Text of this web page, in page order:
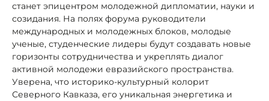
станет эпицентром молодежной дипломатии, науки и
созидания. На полях форума руководители
международных и молодежных блоков, молодые
ученые, студенческие лидеры будут создавать новые
горизонты сотрудничества и укреплять диалог
активной молодежи евразийского пространства.
Уверена, что историко-культурный колорит
Северного Кавказа, его уникальная энергетика и